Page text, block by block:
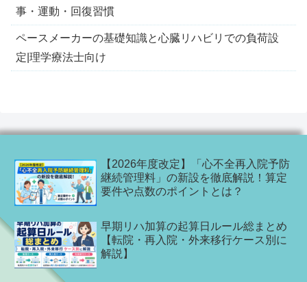
事・運動・回復習慣
ペースメーカーの基礎知識と心臓リハビリでの負荷設
定|理学療法士向け
【2026年度改定】「心不全再入院予防
継続管理料」の新設を徹底解説！算定
要件や点数のポイントとは？
早期リハ加算の起算日ルール総まとめ
【転院・再入院・外来移行ケース別に
解説】